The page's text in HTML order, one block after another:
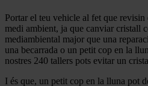
Portar el teu vehicle al fet que revisin
medi ambient, ja que canviar cristall
mediambiental major que una
una becarrada o un petit cop en la
nostres 240 tallers pots evitar un
I és que, un petit cop en la lluna pot